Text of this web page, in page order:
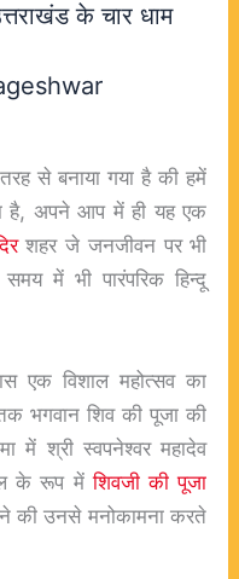
के चार धाम
से बनाया गया है की हमें
है, अपने आप में ही यह एक
शहर जे जनजीवन पर भी
में भी पारंपरिक हिन्दू
एक विशाल महोत्सव का
भगवान शिव की पूजा की
में श्री स्वपनेश्वर महादेव
के रूप मेंशिवजी की पूजा
की उनसे मनोकामना करते